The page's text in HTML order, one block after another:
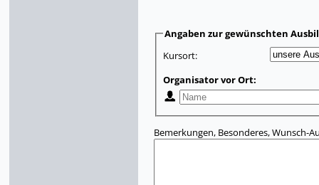
Angaben zur gewünschten
Kursort:
Organisator vor Ort:
Bemerkungen, Besonderes, Wunsch-